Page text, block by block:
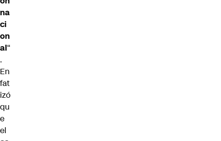
na
ci
on
al“
.
En
fat
izó
qu
e
el